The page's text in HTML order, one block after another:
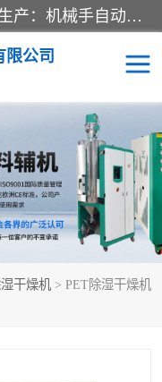
佛山文穗智能装备有限公司专业生产：机械手自动化系列；塑料粉碎机回收系列；塑料混色机系列；温度控制系列：模温机，冷水机；供料输送系列：中央供料系统，欧化/独立式吸料机，分体式吸料机；整机保修一年，易损件除外。
限公司
干燥机 > PET除湿干燥机
除湿系列
冷水机
干燥机
机